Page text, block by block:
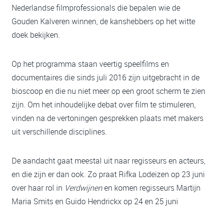
Nederlandse filmprofessionals die bepalen wie de
Gouden Kalveren winnen, de kanshebbers op het witte
doek bekijken.
Op het programma staan veertig speelfilms en
documentaires die sinds juli 2016 zijn uitgebracht in de
bioscoop en die nu niet meer op een groot scherm te zien
zijn. Om het inhoudelijke debat over film te stimuleren,
vinden na de vertoningen gesprekken plaats met makers
uit verschillende disciplines.
De aandacht gaat meestal uit naar regisseurs en acteurs,
en die zijn er dan ook. Zo praat Rifka Lodeizen op 23 juni
over haar rol in Verdwijnenen komen regisseurs Martijn
Maria Smits en Guido Hendrickx op 24 en 25 juni